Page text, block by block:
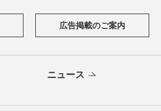
広告掲載のご案内
ニュース